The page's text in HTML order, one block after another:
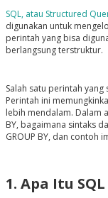
SQL, atau Structured
digunakan untuk
perintah yang bisa
berlangsung terstruktur.
Salah satu perintah
Perintah ini
lebih mendalam. Dalam
BY, bagaimana sintaks
GROUP BY, dan contoh
1. Apa Itu SQL